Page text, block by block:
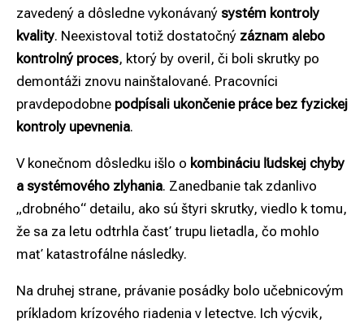
zavedený a dôsledne vykonávaný systém kontroly
kvality. Neexistoval totiž dostatočný záznam alebo
kontrolný proces, ktorý by overil, či boli skrutky po
demontáži znovu nainštalované. Pracovníci
pravdepodobne podpísali ukončenie práce bez fyzickej
kontroly upevnenia.
V konečnom dôsledku išlo o kombináciu ľudskej chyby
a systémového zlyhania. Zanedbanie tak zdanlivo
„drobného“ detailu, ako sú štyri skrutky, viedlo k tomu,
že sa za letu odtrhla časť trupu lietadla, čo mohlo
mať katastrofálne následky.
Na druhej strane, právanie posádky bolo učebnicovým
príkladom krízového riadenia v letectve. Ich výcvik,